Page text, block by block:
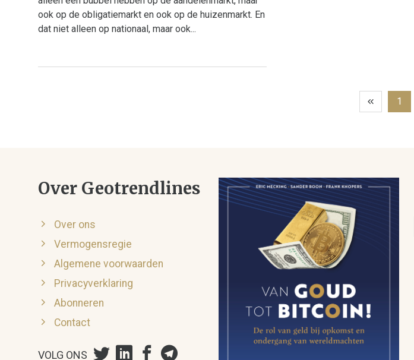
ook op de obligatiemarkt en ook op de huizenmarkt. En
dat niet alleen op nationaal, maar ook...
1
Over Geotrendlines
Over ons
Vermogensregie
Algemene voorwaarden
Privacyverklaring
Abonneren
Contact
VOLG ONS